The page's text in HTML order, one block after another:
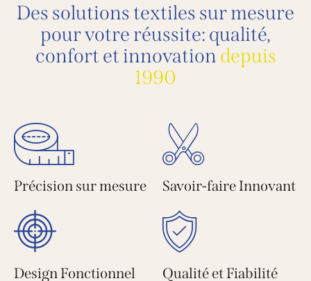
Des solutions textiles sur mesure
pour votre réussite: qualité,
confort et innovation depui
Précision sur mesure Savoir-faire Innovant
Design Fonctionnel Qualité et Fiabilité